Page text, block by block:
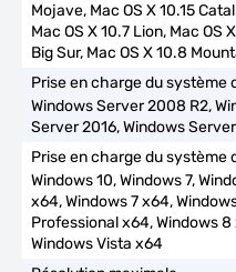
Mojave, Mac OS X 10.15
Mac OS X 10.7 Lion, Mac OS
Big Sur, Mac OS X 10.8
Windows Server 2008 R2,
Server 2016, Windows
Windows 10, Windows 7,
x64, Windows 7 x64,
Professional x64, Windows 8
Windows Vista x64